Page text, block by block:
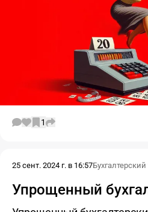
1
25 сент. 2024 г. в 16:57Бухгалтерский
Упрощенный